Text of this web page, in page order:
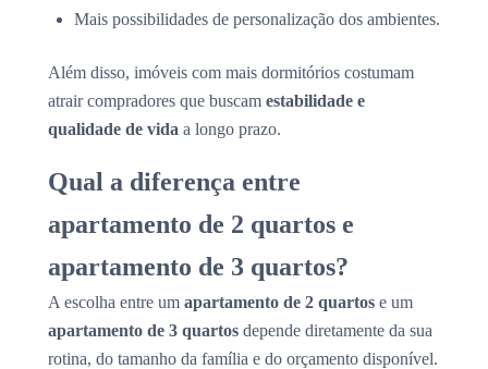
Mais possibilidades de personalização dos ambientes.
Além disso, imóveis com mais dormitórios costumam
atrair compradores que buscam estabilidade e
qualidade de vida a longo prazo.
Qual a diferença entre
apartamento de 2 quartos e
apartamento de 3 quartos?
A escolha entre um apartamento de 2 quartos e um
apartamento de 3 quartos depende diretamente da sua
rotina, do tamanho da família e do orçamento disponível.